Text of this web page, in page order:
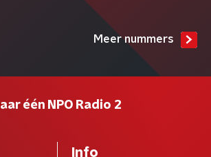
Meer nummers
één NPO Radio 2
Info